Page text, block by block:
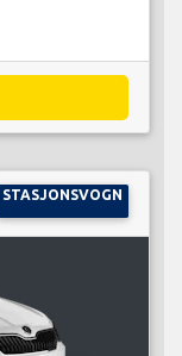
STASJONSVOGN